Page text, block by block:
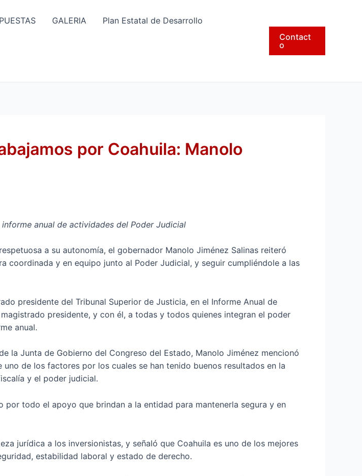
GALERIA Plan Estatal de Desarrollo
Contact
o
por Coahuila: Manolo
anual de actividades del Poder Judicial
a su autonomía, el gobernador Manolo Jiménez Salinas reiteró
y en equipo junto al Poder Judicial, y seguir cumpliéndole a las
presidente del Tribunal Superior de Justicia, en el Informe Anual de
presidente, y con él, a todas y todos quienes integran el poder
anual.
la Junta de Gobierno del Congreso del Estado, Manolo Jiménez mencionó
de los factores por los cuales se han tenido buenos resultados en la
y el poder judicial.
todo el apoyo que brindan a la entidad para mantenerla segura y en
jurídica a los inversionistas, y señaló que Coahuila es uno de los mejores
estabilidad laboral y estado de derecho.